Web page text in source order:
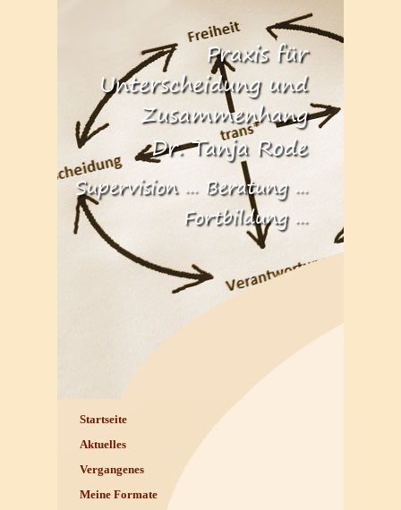
Praxis für
Unterscheidung und
Zusammenhang
Dr. Tanja Rode
Supervision ... Beratung ...
Fortbildung ...
Startseite
Aktuelles
Vergangenes
Meine Formate